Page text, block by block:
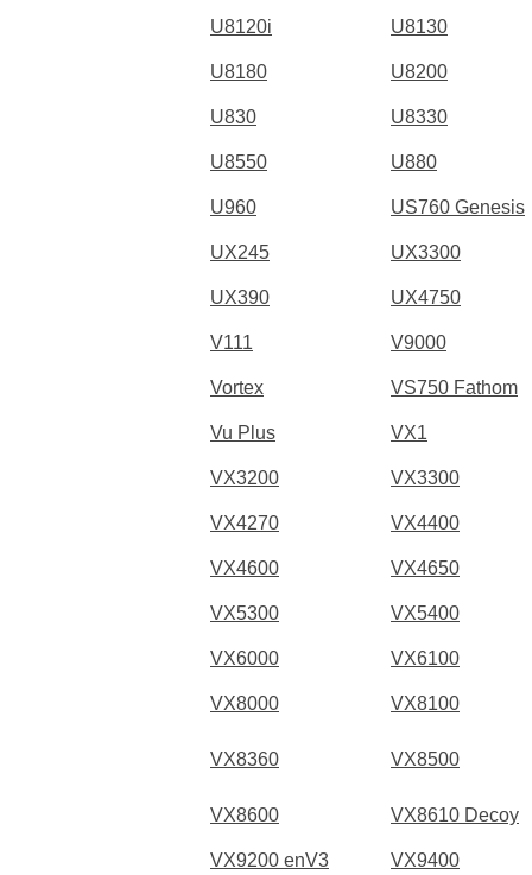
U8120i U8130
U8180 U8200
U830 U8330
U8550 U880
U960 US760 Genesis
UX245 UX3300
UX390 UX4750
V111 V9000
Vortex VS750 Fathom
Vu Plus VX1
VX3200 VX3300
VX4270 VX4400
VX4600 VX4650
VX5300 VX5400
VX6000 VX6100
VX8000 VX8100
VX8360 VX8500
VX8600 VX8610 Decoy
VX9200 enV3 VX9400